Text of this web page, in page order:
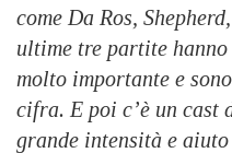
come Da Ros,
ultime tre partite
molto importante e
cifra. E poi c’è un cast
grande intensità e